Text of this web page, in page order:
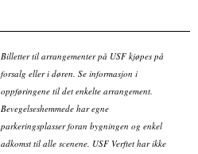
Billetter til arrangementer på USF kjøpes på
forsalg eller i døren. Se informasjon i
oppføringene til det enkelte arrangement.
Bevegelseshemmede har egne
parkeringsplasser foran bygningen og enkel
adkomst til alle scenene. USF Verftet har ikke